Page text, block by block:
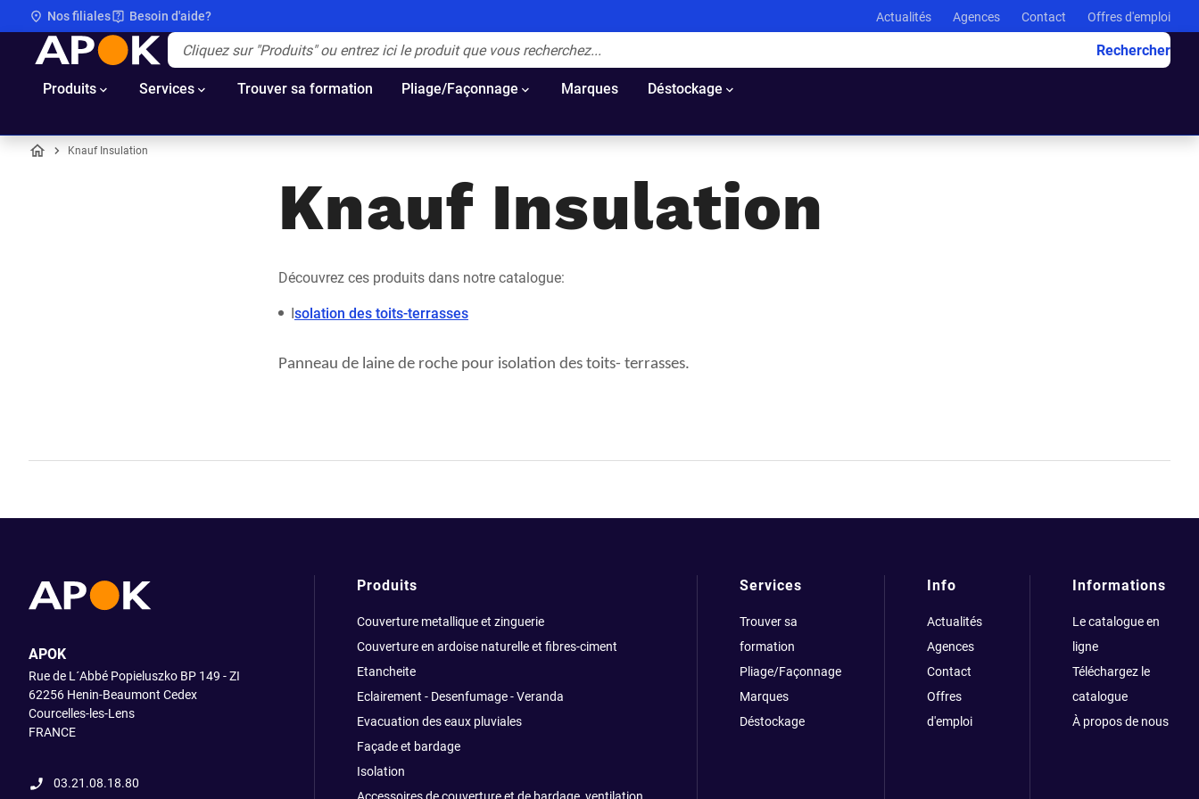
Nos filiales Besoin d'aide? Actualités Agences Contact Offres d'emploi
APOK Rechercher
Produits Services Trouver sa formation Pliage/Façonnage Marques Déstockage
Knauf Insulation
Knauf Insulation
Découvrez ces produits dans notre catalogue:
Isolation des toits-terrasses
Panneau de laine de roche pour isolation des toits- terrasses.
APOK
Rue de L´Abbé Popieluszko BP 149 - ZI
62256 Henin-Beaumont Cedex
Courcelles-les-Lens
FRANCE
03.21.08.18.80
Produits
Couverture metallique et zinguerie
Couverture en ardoise naturelle et fibres-ciment
Etancheite
Eclairement - Desenfumage - Veranda
Evacuation des eaux pluviales
Façade et bardage
Isolation
Services
Trouver sa
formation
Pliage/Façonnage
Marques
Déstockage
Info
Actualités
Agences
Contact
Offres
d'emploi
Informations
Le catalogue en
ligne
Téléchargez le
catalogue
À propos de nous